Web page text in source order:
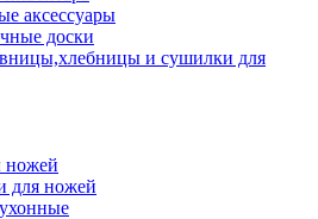
аксессуары
доски
и сушилки для
ножей
для ножей